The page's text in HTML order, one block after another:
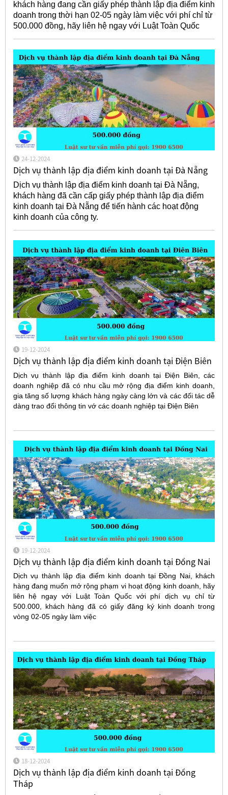
khách hàng đang cần giấy phép thành lập địa điểm kinh
doanh trong thời hạn 02-05 ngày làm việc với phí chỉ từ
500.000 đồng, hãy liên hệ ngay với Luật Toàn Quốc
24-12-2024
Dịch vụ thành lập địa điểm kinh doanh tại Đà Nẵng
Dịch vụ thành lập địa điểm kinh doanh tại Đà Nẵng,
khách hàng đã cần cấp giấy phép thành lập địa điểm
kinh doanh tại Đà Nẵng để tiến hành các hoạt động
kinh doanh của công ty.
19-12-2024
Dịch vụ thành lập địa điểm kinh doanh tại Điện Biên
Dịch vụ thành lập địa điểm kinh doanh tại Điện Biên, các
doanh nghiệp đã có nhu cầu mở rộng địa điểm kinh doanh,
gia tăng số lượng khách hàng ngày càng lớn và các đối tác dễ
dàng trao đổi thông tin vớ các doanh nghiệp tại Điện Biên
19-12-2024
Dịch vụ thành lập địa điểm kinh doanh tại Đồng Nai
Dịch vụ thành lập địa điểm kinh doanh tại Đồng Nai, khách
hàng đang muốn mở rộng phạm vi hoạt động kinh doanh, hãy
liên hệ ngay với Luật Toàn Quốc với phí dịch vụ chỉ từ
500.000, khách hàng đã có giấy đăng ký kinh doanh trong
vòng 02-05 ngày làm việc
18-12-2024
Dịch vụ thành lập địa điểm kinh doanh tại Đồng
Tháp